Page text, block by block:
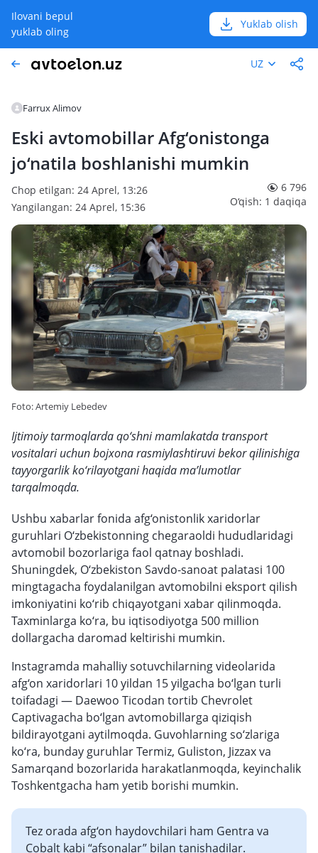
Ilovani bepul
yuklab oling
Yuklab olish
UZ
Farrux Alimov
Eski avtomobillar Afg‘onistonga
jo‘natila boshlanishi mumkin
Chop etilgan: 24 Aprel, 13:26
Yangilangan: 24 Aprel, 15:36
6 796
O‘qish: 1 daqiqa
Foto: Artemiy Lebedev
Ijtimoiy tarmoqlarda qo‘shni mamlakatda transport
vositalari uchun bojxona rasmiylashtiruvi bekor qilinishiga
tayyorgarlik ko‘rilayotgani haqida ma’lumotlar
tarqalmoqda.
Ushbu xabarlar fonida afg‘onistonlik xaridorlar
guruhlari O‘zbekistonning chegaraoldi hududlaridagi
avtomobil bozorlariga faol qatnay boshladi.
Shuningdek, O‘zbekiston Savdo-sanoat palatasi 100
mingtagacha foydalanilgan avtomobilni eksport qilish
imkoniyatini ko‘rib chiqayotgani xabar qilinmoqda.
Taxminlarga ko‘ra, bu iqtisodiyotga 500 million
dollargacha daromad keltirishi mumkin.
Instagramda mahalliy sotuvchilarning videolarida
afg‘on xaridorlari 10 yildan 15 yilgacha bo‘lgan turli
toifadagi — Daewoo Ticodan tortib Chevrolet
Captivagacha bo‘lgan avtomobillarga qiziqish
bildirayotgani aytilmoqda. Guvohlarning so‘zlariga
ko‘ra, bunday guruhlar Termiz, Guliston, Jizzax va
Samarqand bozorlarida harakatlanmoqda, keyinchalik
Toshkentgacha ham yetib borishi mumkin.
Tez orada afg‘on haydovchilari ham Gentra va
Cobalt kabi “afsonalar” bilan tanishadilar.